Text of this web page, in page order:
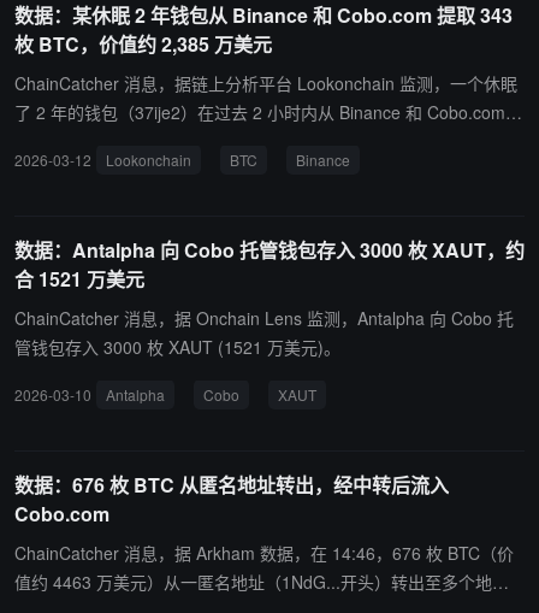
数据：某休眠 2 年钱包从 Binance 和 Cobo.com 提取 343
枚 BTC，价值约 2,385 万美元
ChainCatcher 消息，据链上分析平台 Lookonchain 监测，一个休眠
了 2 年的钱包（37ije2）在过去 2 小时内从 Binance 和 Cobo.com
2026-03-12 Lookonchain BTC Binance
数据：Antalpha 向 Cobo 托管钱包存入 3000 枚 XAUT，约
合 1521 万美元
ChainCatcher 消息，据 Onchain Lens 监测，Antalpha 向 Cobo 托
管钱包存入 3000 枚 XAUT (1521 万美元)。
2026-03-10 Antalpha Cobo XAUT
数据：676 枚 BTC 从匿名地址转出，经中转后流入
Cobo.com
ChainCatcher 消息，据 Arkham 数据，在 14:46，676 枚 BTC（价
值约 4463 万美元）从一匿名地址（1NdG...开头）转出至多个地